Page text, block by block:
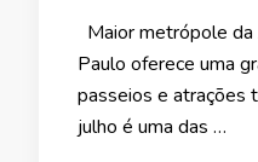
Maior metrópole da
Paulo oferece uma
passeios e atrações
julho é uma das …